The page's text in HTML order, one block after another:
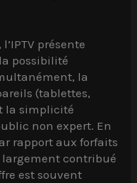
présente
possibilité
la
(tablettes,
la simplicité
non expert. En
rapport aux forfaits
contribué
est souvent